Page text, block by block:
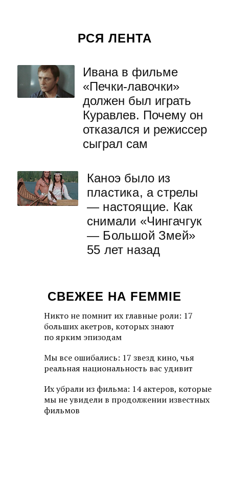
РСЯ ЛЕНТА
Ивана в фильме
«Печки-лавочки»
должен был играть
Куравлев. Почему он
отказался и режиссер
сыграл сам
Каноэ было из
пластика, а стрелы
— настоящие. Как
снимали «Чингачгук
— Большой Змей»
55 лет назад
СВЕЖЕЕ НА FEMMIE
Никто не помнит их главные роли: 17
больших акетров, которых знают
по ярким эпизодам
Мы все ошибались: 17 звезд кино, чья
реальная национальность вас удивит
Их убрали из фильма: 14 актеров, которые
мы не увидели в продолжении известных
фильмов